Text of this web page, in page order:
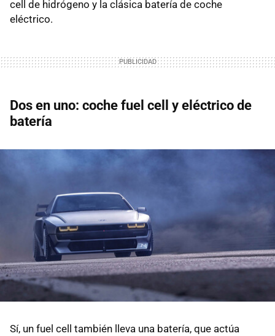
cell de hidrógeno y la clásica batería de coche
eléctrico.
Dos en uno: coche fuel cell y eléctrico de
batería
Sí, un fuel cell también lleva una batería, que actúa